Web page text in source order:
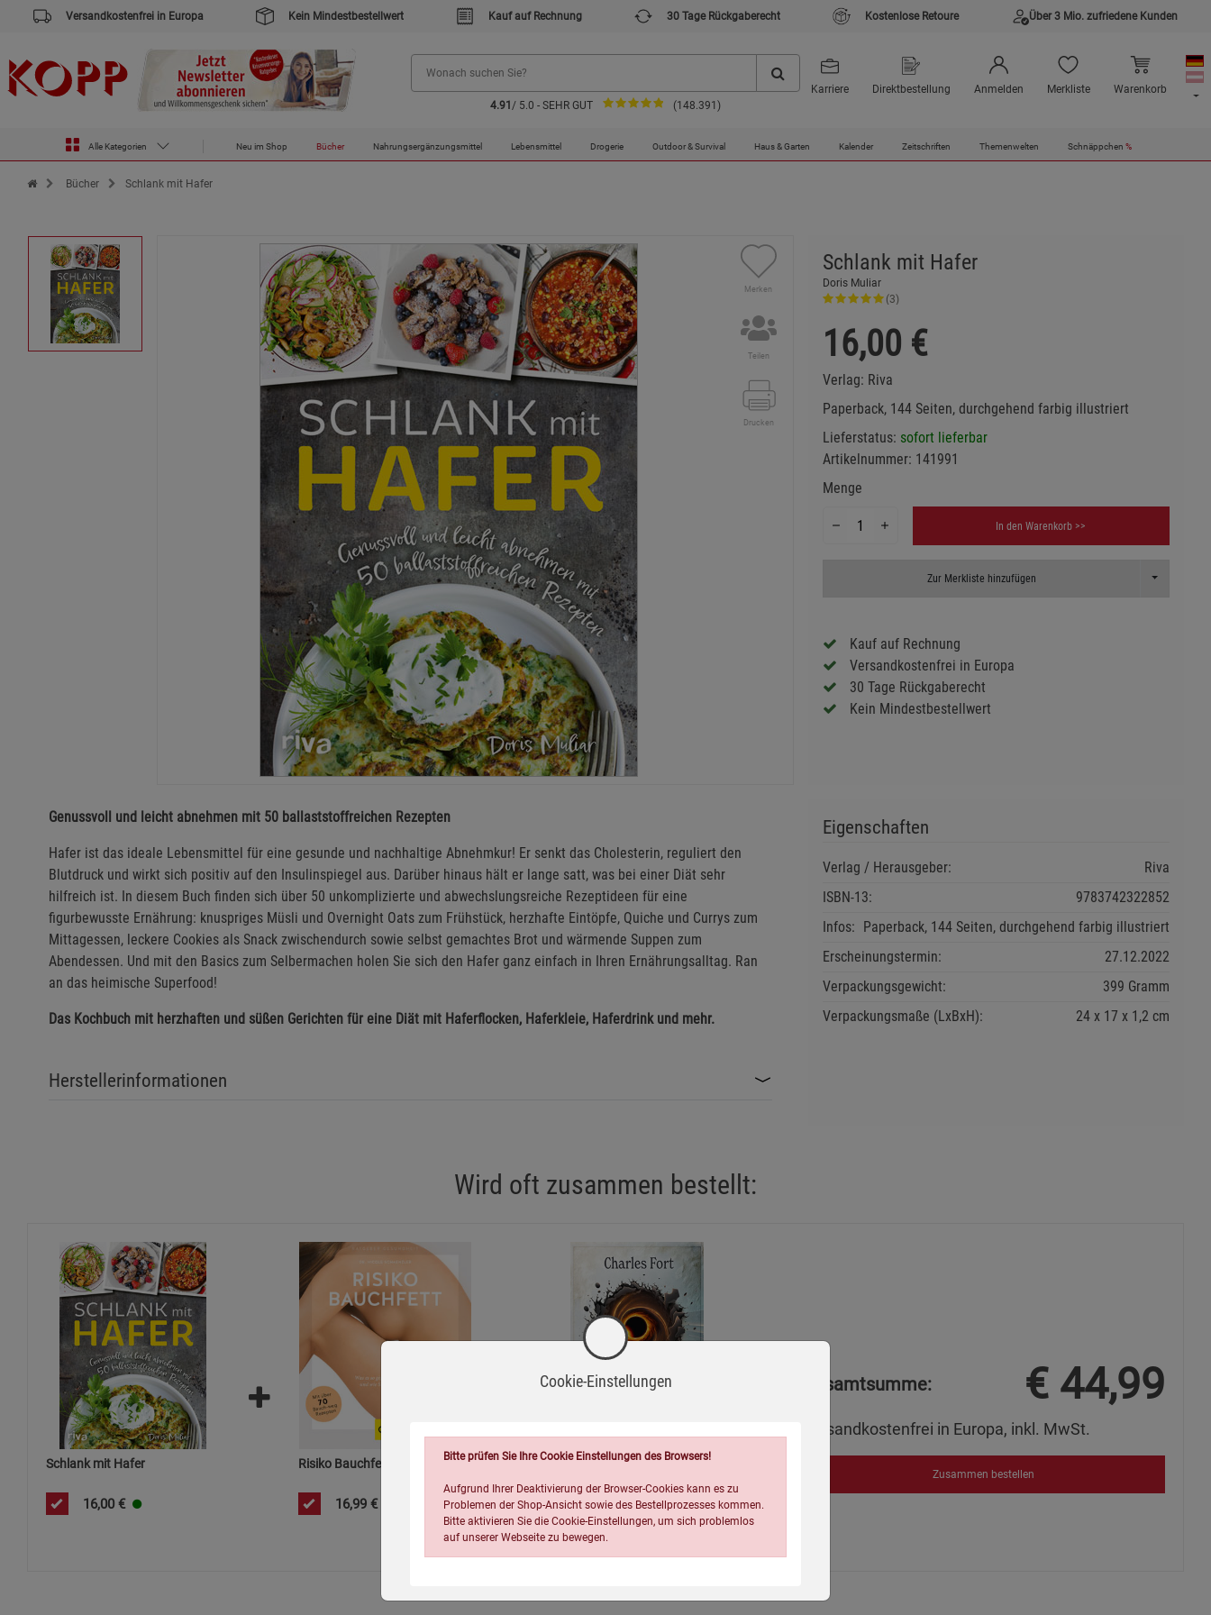
Versandkostenfrei in Europa Kein Mindestbestellwert Kauf auf Rechnung 30 Tage Rückgaberecht Kostenlose Retoure Über 3 Mio. zufriedene Kunden
4.91 / 5.0 - SEHR GUT (148.391)
Karriere Direktbestellung Anmelden Merkliste Warenkorb
Alle Kategorien Neu im Shop Bücher Nahrungsergänzungsmittel Lebensmittel Drogerie Outdoor & Survival Haus & Garten Kalender Zeitschriften Themenwelten Schnäppchen %
Zur Startseite des Kopp Verlag Online-Shop
Bücher Schlank mit Hafer
Merken
Teilen
Drucken
Schlank mit Hafer
Doris Muliar
(3)
16,00 €
Verlag: Riva
Paperback, 144 Seiten, durchgehend farbig illustriert
Lieferstatus: sofort lieferbar
Artikelnummer: 141991
Menge
In den Warenkorb >>
Zur Merkliste hinzufügen Toggle
Kauf auf Rechnung
Versandkostenfrei in Europa
30 Tage Rückgaberecht
Kein Mindestbestellwert
Genussvoll und leicht abnehmen mit 50 ballaststoffreichen Rezepten
Hafer ist das ideale Lebensmittel für eine gesunde und nachhaltige Abnehmkur! Er senkt das Cholesterin, reguliert den
Blutdruck und wirkt sich positiv auf den Insulinspiegel aus. Darüber hinaus hält er lange satt, was bei einer Diät sehr
hilfreich ist. In diesem Buch finden sich über 50 unkomplizierte und abwechslungsreiche Rezeptideen für eine
figurbewusste Ernährung: knuspriges Müsli und Overnight Oats zum Frühstück, herzhafte Eintöpfe, Quiche und Currys zum
Mittagessen, leckere Cookies als Snack zwischendurch sowie selbst gemachtes Brot und wärmende Suppen zum
Abendessen. Und mit den Basics zum Selbermachen holen Sie sich den Hafer ganz einfach in Ihren Ernährungsalltag. Ran
an das heimische Superfood!
Das Kochbuch mit herzhaften und süßen Gerichten für eine Diät mit Haferflocken, Haferkleie, Haferdrink und mehr.
Herstellerinformationen
Eigenschaften
Verlag / Herausgeber:
Riva
ISBN-13:
9783742322852
Infos:
Paperback, 144 Seiten, durchgehend farbig illustriert
Erscheinungstermin:
27.12.2022
Verpackungsgewicht:
399 Gramm
Verpackungsmaße (LxBxH):
24 17 1,2cm
Wird oft zusammen bestellt:
Schlank mit Hafer
16,00 €
Risiko Bauchfett
16,99 €
Neuland
12,00 €
Gesamtsumme: € 44,99
Versandkostenfrei in Europa, inkl. MwSt.
Zusammen bestellen
Cookie-Einstellungen
Bitte prüfen Sie Ihre Cookie Einstellungen des Browsers!
Aufgrund Ihrer Deaktivierung der Browser-Cookies kann es zu
Problemen der Shop-Ansicht sowie des Bestellprozesses kommen.
Bitte aktivieren Sie die Cookie-Einstellungen, um sich problemlos
auf unserer Webseite zu bewegen.